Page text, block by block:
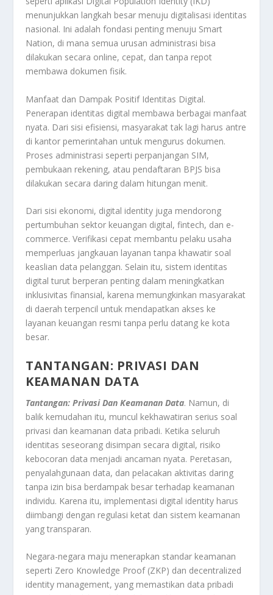
menunjukkan langkah besar menuju digitalisasi identitas
nasional. Ini adalah fondasi penting menuju Smart
Nation, di mana semua urusan administrasi bisa
dilakukan secara online, cepat, dan tanpa repot
membawa dokumen fisik.
Manfaat dan Dampak Positif Identitas Digital.
Penerapan identitas digital membawa berbagai manfaat
nyata. Dari sisi efisiensi, masyarakat tak lagi harus antre
di kantor pemerintahan untuk mengurus dokumen.
Proses administrasi seperti perpanjangan SIM,
pembukaan rekening, atau pendaftaran BPJS bisa
dilakukan secara daring dalam hitungan menit.
Dari sisi ekonomi, digital identity juga mendorong
pertumbuhan sektor keuangan digital, fintech, dan e-
commerce. Verifikasi cepat membantu pelaku usaha
memperluas jangkauan layanan tanpa khawatir soal
keaslian data pelanggan. Selain itu, sistem identitas
digital turut berperan penting dalam meningkatkan
inklusivitas finansial, karena memungkinkan masyarakat
di daerah terpencil untuk mendapatkan akses ke
layanan keuangan resmi tanpa perlu datang ke kota
besar.
TANTANGAN: PRIVASI DAN
KEAMANAN DATA
Tantangan: Privasi Dan Keamanan Data. Namun, di
balik kemudahan itu, muncul kekhawatiran serius soal
privasi dan keamanan data pribadi. Ketika seluruh
identitas seseorang disimpan secara digital, risiko
kebocoran data menjadi ancaman nyata. Peretasan,
penyalahgunaan data, dan pelacakan aktivitas daring
tanpa izin bisa berdampak besar terhadap keamanan
individu. Karena itu, implementasi digital identity harus
diimbangi dengan regulasi ketat dan sistem keamanan
yang transparan.
Negara-negara maju menerapkan standar keamanan
seperti Zero Knowledge Proof (ZKP) dan decentralized
identity management, yang memastikan data pribadi